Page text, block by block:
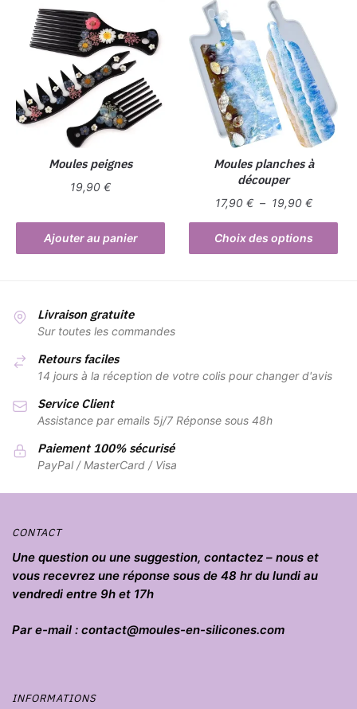
variations.
Les
options
peuvent
être
choisies
sur
page
du
plusieurs
variations.
Les
options
peuvent
être
choisies
sur
la
page
du
produit
Moules peignes
19,90€
Ajouter au panier
Moules planches à
découper
17,90 € – 19,90 €Plage
de
prix :
17,90 €
Choix des options
Ce
produit
être
sur
Livraison gratuite
Sur toutes les commandes
Retours faciles
14 jours à la réception de votre colis pour changer d'avis
Service Client
Assistance par emails 5j/7 Réponse sous 48h
Paiement 100% sécurisé
PayPal / MasterCard / Visa
CONTACT
Une question ou une suggestion, contactez – nous et
vous recevrez une réponse sous de 48 hr du lundi au
vendredi entre 9h et 17h
Par e-mail : contact@moules-en-silicones.com
INFORMATIONS